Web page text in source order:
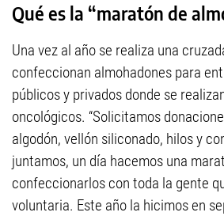
Qué es la “maratón de
Una vez al año se realiza una
confeccionan almohadones para
públicos y privados donde se
oncológicos. “Solicitamos
algodón, vellón siliconado, hilos y
juntamos, un día hacemos una
confeccionarlos con toda la gente
voluntaria. Este año la hicimos en